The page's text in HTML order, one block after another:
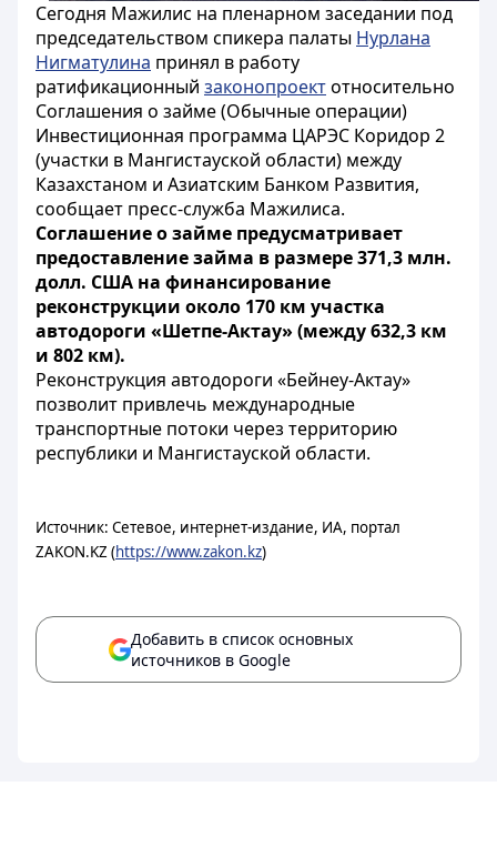
Сегодня Мажилис на пленарном заседании под
председательством спикера палаты Нурлана
Нигматулина принял в работу
ратификационный законопроектотносительно
Соглашения о займе (Обычные операции)
Инвестиционная программа ЦАРЭС Коридор 2
(участки в Мангистауской области) между
Казахстаном и Азиатским Банком Развития,
сообщает пресс-служба Мажилиса.
Соглашение о займе предусматривает
предоставление займа в размере 371,3 млн.
долл. США на финансирование
реконструкции около 170 км участка
автодороги «Шетпе-Актау» (между 632,3 км
и 802 км).
Реконструкция автодороги «Бейнеу-Актау»
позволит привлечь международные
транспортные потоки через территорию
республики и Мангистауской области.
Источник: Сетевое, интернет-издание, ИА, портал
ZAKON.KZ (https://www.zakon.kz)
Добавить в список основных
источников в Google